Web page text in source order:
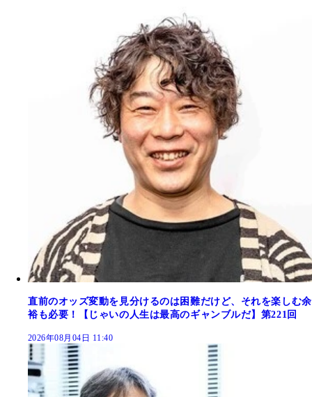
直前のオッズ変動を見分けるのは困難だけど、それを楽しむ余
裕も必要！【じゃいの人生は最高のギャンブルだ】第221回
2026年08月04日 11:40